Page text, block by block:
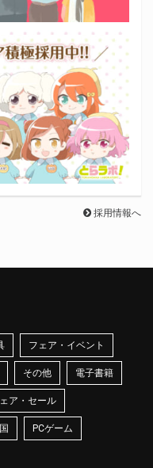
採用情報へ
フェア・イベント
その他 電子書籍
ア・セール
PCゲーム